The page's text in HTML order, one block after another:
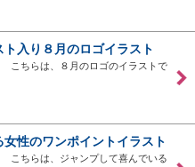
入り８月のロゴイラスト
こちらは、８月のロゴのイラストで
性のワンポイントイラスト
こちらは、ジャンプして喜んでいる